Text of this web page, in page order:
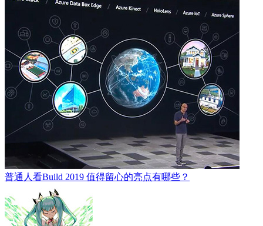
普通人看Build 2019 值得留心的亮点有哪些？